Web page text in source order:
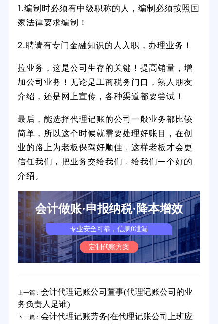
1.编制时必须有中级职称的人，编制必须按照国
家法律要求编制！
2.聘请有专门金融知识的人入职，办理业务！
拉业务，这是公司生存的关键！提高销量，增
加公司业务！无论是工商税务门口，熟人朋友
介绍，还是网上宣传，各种渠道都要尝试！
最后，能选择代理记账的公司一般业务都比较
简单，所以这个时候就需要处理好账目，在创
业的路上为老板保驾好顺佳，这样老板才会更
信任我们，把业务交给我们，给我们一个好的
介绍。
会计做账·申报纳税·降本增效
专业安全可靠，信息0泄漏
定制代账方案
上一篇： 会计代理记账公司董事(代理记账公司的业
务负责人是谁)
下一篇： 会计代理记账劳务(在代理记账公司上班应